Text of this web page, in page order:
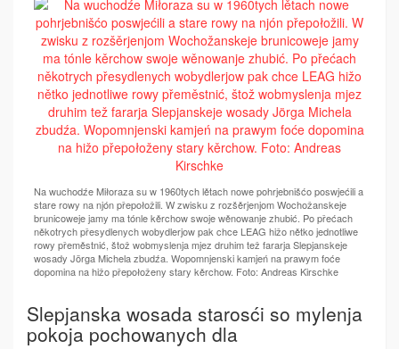
Na wuchodźe Miłoraza su w 1960tych lětach nowe pohrjebnišćo poswjećili a
stare rowy na njón přepołožili. W zwisku z rozšěrjenjom Wochožanskeje
brunicoweje jamy ma tónle kěrchow swoje wěnowanje zhubić. Po přećach
někotrych přesydlenych wobydlerjow pak chce LEAG hižo nětko jednotliwe
rowy přeměstnić, štož wobmyslenja mjez druhim tež fararja Slepjanskeje
wosady Jörga Michela zbudźa. Wopomnjenski kamjeń na prawym foće
dopomina na hižo přepołoženy stary kěrchow. Foto: Andreas Kirschke
Slepjanska wosada starosći so mylenja
pokoja pochowanych dla